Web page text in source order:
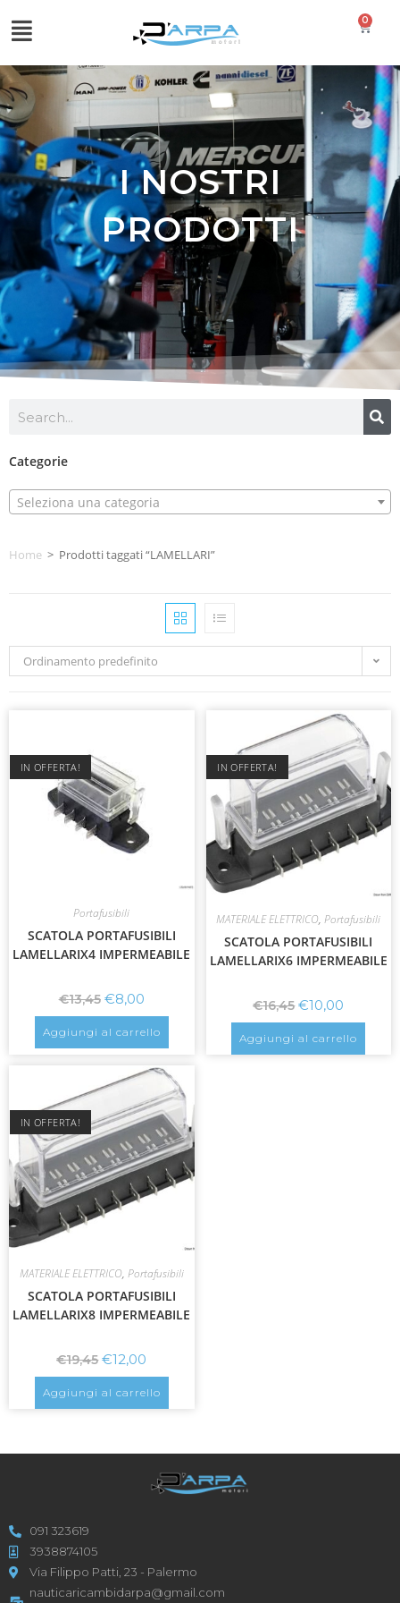
0
I NOSTRI
PRODOTTI
Categorie
Seleziona una categoria
Home > Prodotti taggati “LAMELLARI”
Ordinamento predefinito
IN OFFERTA!
Portafusibili
SCATOLA PORTAFUSIBILI
LAMELLARIX4 IMPERMEABILE
€13,45 €8,00
Aggiungi al carrello
IN OFFERTA!
MATERIALE ELETTRICO,Portafusibili
SCATOLA PORTAFUSIBILI
LAMELLARIX6 IMPERMEABILE
€16,45 €10,00
Aggiungi al carrello
IN OFFERTA!
MATERIALE ELETTRICO, Portafusibili
SCATOLA PORTAFUSIBILI
LAMELLARIX8 IMPERMEABILE
€19,45 €12,00
Aggiungi al carrello
091 323619
3938874105
Via Filippo Patti, 23 - Palermo
nauticaricambidarpa@gmail.com